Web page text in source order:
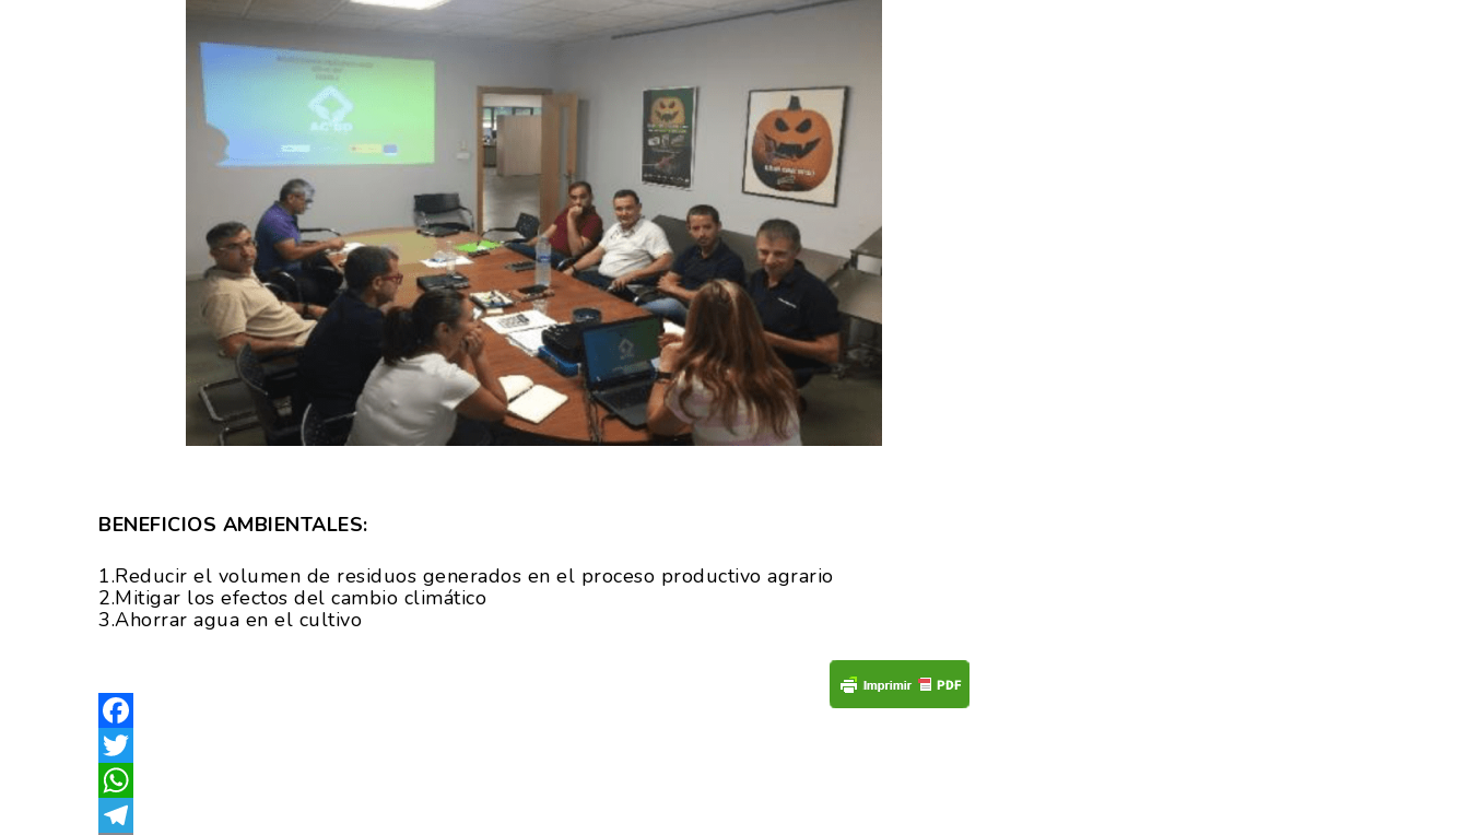
BENEFICIOS AMBIENTALES:
1.Reducir el volumen de residuos generados en el proceso productivo agrario
2.Mitigar los efectos del cambio climático
3.Ahorrar agua en el cultivo
Facebook
Twitter
WhatsApp